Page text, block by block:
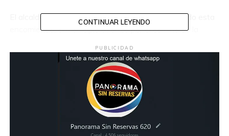
El alcalde subrayó que, a 500 días de haber iniciado esta
encomienda, el municipio avanza por el camino de la
escucha y cumple.
Con honestidad e innovación, la administración
municipal reafirmó que la transformación se construye
todos los días, de la mano del pueblo y para el pueblo.
CONTINUAR LEYENDO
PUBLICIDAD